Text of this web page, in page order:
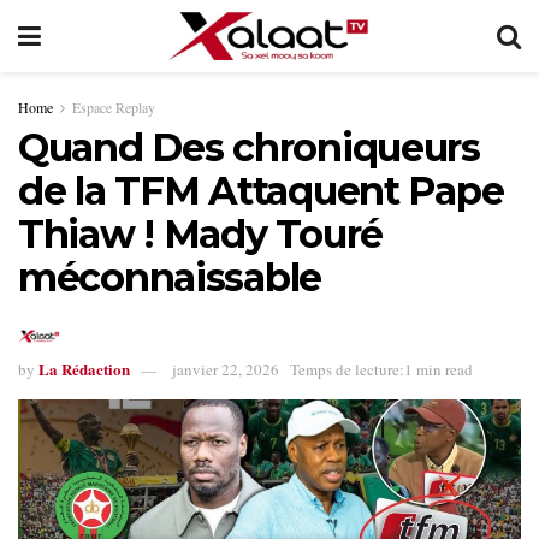
Home Espace Replay
Quand Des chroniqueurs
de la TFM Attaquent Pape
Thiaw ! Mady Touré
méconnaissable
by La Rédaction janvier 22, 2026 Temps de lecture:1 min read